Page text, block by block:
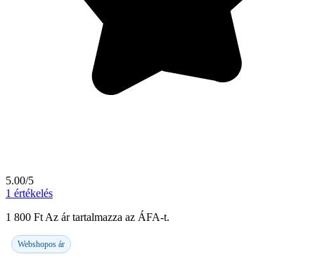
5.00/5
1 értékelés
1 800 Ft Az ár tartalmazza az ÁFA-t.
Webshopos ár